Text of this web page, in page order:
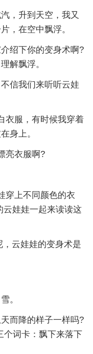
，升到天空，我又
，在空中飘浮。
绍下你的变身术啊?
解飘浮。
信我们来听听云娃
衣服，有时候我穿着
身上。
亮衣服啊?
穿上不同颜色的衣
云娃娃一起来读读这
云娃娃的变身术是
。
而降的样子一样吗?
个词卡：飘下来落下